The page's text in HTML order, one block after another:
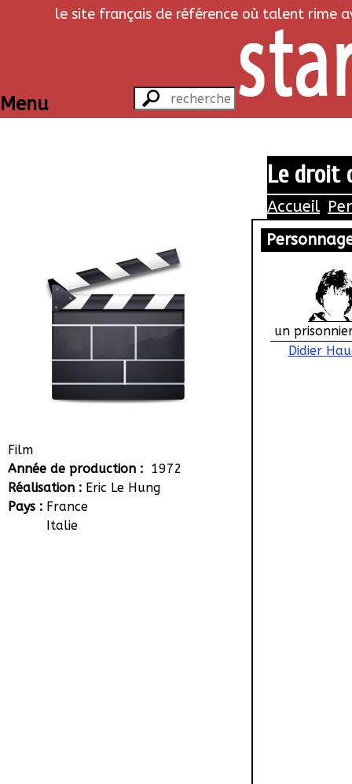
le site français de référence où talent rime
Menu
Film
Année de production : 1972
Réalisation : Eric Le Hung
Pays : France
Italie
Le droit
Accueil
un
Didier